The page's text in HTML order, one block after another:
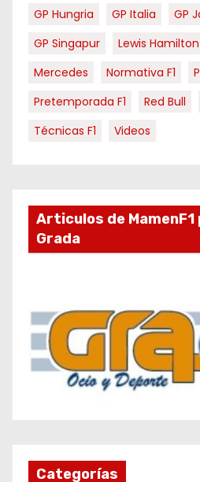
GP Hungria
GP Italia GP
GP Singapur
Lewis Hamilton
Mercedes
Normativa F1
Pretemporada F1
Red Bull
Técnicas F1
Videos
Articulos de
Grada
Categorías